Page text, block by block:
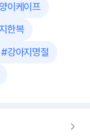
이케이프
한복
#강아지명절